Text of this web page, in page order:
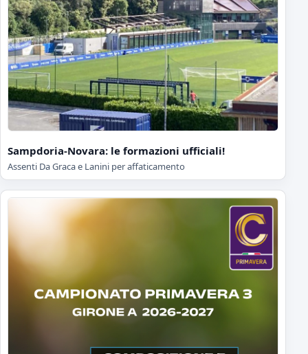
Sampdoria-Novara: le formazioni ufficiali!
Assenti Da Graca e Lanini per affaticamento